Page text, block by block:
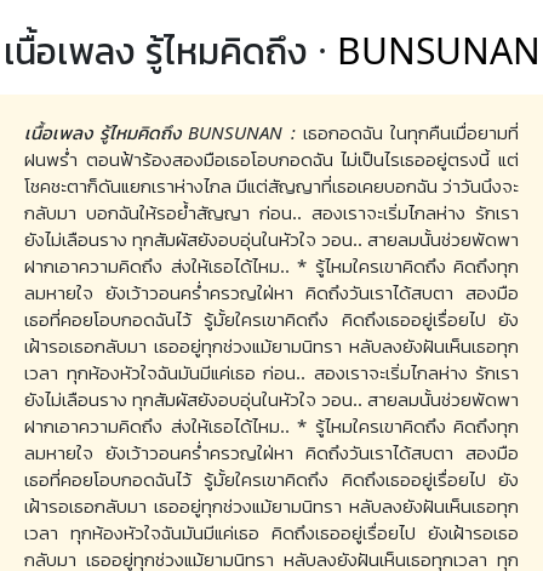
เนื้อเพลง รู้ไหมคิดถึง · BUNSUNAN
เนื้อเพลง รู้ไหมคิดถึง BUNSUNAN : เธอกอดฉัน ในทุกคืนเมื่อยามที่
ฝนพร่ำ ตอนฟ้าร้องสองมือเธอโอบกอดฉัน ไม่เป็นไรเธออยู่ตรงนี้ แต่
โชคชะตาก็ดันแยกเราห่างไกล มีแต่สัญญาที่เธอเคยบอกฉัน ว่าวันนึงจะ
กลับมา บอกฉันให้รอย้ำสัญญา ก่อน.. สองเราจะเริ่มไกลห่าง รักเรา
ยังไม่เลือนราง ทุกสัมผัสยังอบอุ่นในหัวใจ วอน.. สายลมนั้นช่วยพัดพา
ฝากเอาความคิดถึง ส่งให้เธอได้ไหม.. * รู้ไหมใครเขาคิดถึง คิดถึงทุก
ลมหายใจ ยังเว้าวอนคร่ำครวญใฝ่หา คิดถึงวันเราได้สบตา สองมือ
เธอที่คอยโอบกอดฉันไว้ รู้มั้ยใครเขาคิดถึง คิดถึงเธออยู่เรื่อยไป ยัง
เฝ้ารอเธอกลับมา เธออยู่ทุกช่วงแม้ยามนิทรา หลับลงยังฝันเห็นเธอทุก
เวลา ทุกห้องหัวใจฉันมันมีแค่เธอ ก่อน.. สองเราจะเริ่มไกลห่าง รักเรา
ยังไม่เลือนราง ทุกสัมผัสยังอบอุ่นในหัวใจ วอน.. สายลมนั้นช่วยพัดพา
ฝากเอาความคิดถึง ส่งให้เธอได้ไหม.. * รู้ไหมใครเขาคิดถึง คิดถึงทุก
ลมหายใจ ยังเว้าวอนคร่ำครวญใฝ่หา คิดถึงวันเราได้สบตา สองมือ
เธอที่คอยโอบกอดฉันไว้ รู้มั้ยใครเขาคิดถึง คิดถึงเธออยู่เรื่อยไป ยัง
เฝ้ารอเธอกลับมา เธออยู่ทุกช่วงแม้ยามนิทรา หลับลงยังฝันเห็นเธอทุก
เวลา ทุกห้องหัวใจฉันมันมีแค่เธอ คิดถึงเธออยู่เรื่อยไป ยังเฝ้ารอเธอ
กลับมา เธออยู่ทุกช่วงแม้ยามนิทรา หลับลงยังฝันเห็นเธอทุกเวลา ทุก